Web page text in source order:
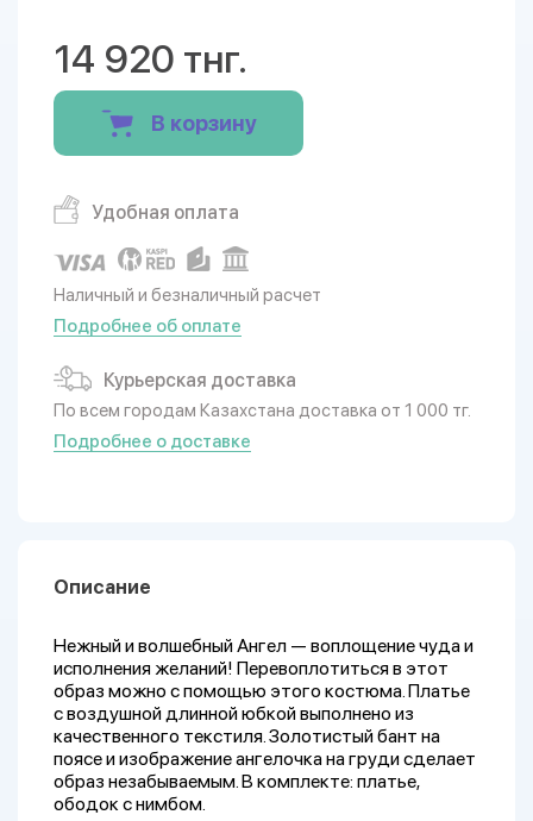
14 920 тнг.
В корзину
Удобная оплата
Наличный и безналичный расчет
Подробнее об оплате
Курьерская доставка
По всем городам Казахстана доставка от 1 000 тг.
Подробнее о доставке
Описание
Нежный и волшебный Ангел — воплощение чуда и
исполнения желаний! Перевоплотиться в этот
образ можно с помощью этого костюма. Платье
с воздушной длинной юбкой выполнено из
качественного текстиля. Золотистый бант на
поясе и изображение ангелочка на груди сделает
образ незабываемым. В комплекте: платье,
ободок с нимбом.